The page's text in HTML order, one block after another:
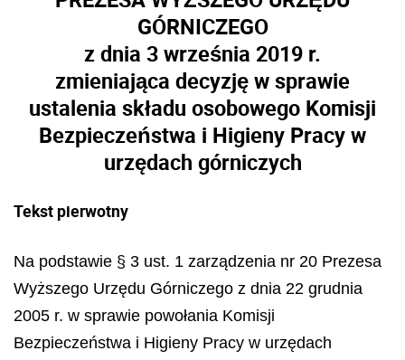
GÓRNICZEGO
z dnia 3 września 2019 r.
zmieniająca decyzję w sprawie
ustalenia składu osobowego Komisji
Bezpieczeństwa i Higieny Pracy w
urzędach górniczych
Tekst pierwotny
Na podstawie § 3 ust. 1 zarządzenia nr 20 Prezesa
Wyższego Urzędu Górniczego z dnia 22 grudnia
2005 r. w sprawie powołania Komisji
Bezpieczeństwa i Higieny Pracy w urzędach